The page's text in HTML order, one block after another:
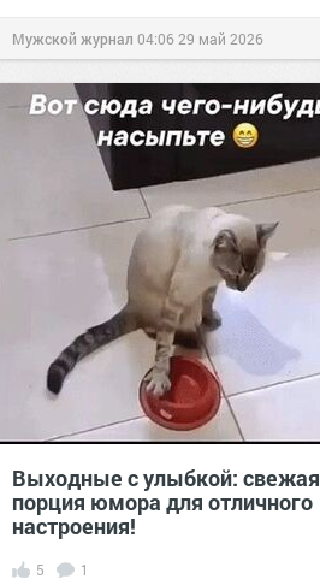
Мужской журнал 04:06 29 май 2026
Выходные с улыбкой: свежая
порция юмора для отличного
настроения!
5 1